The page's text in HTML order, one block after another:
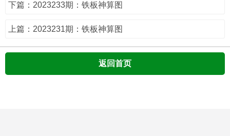
下篇：2023233期：铁板神算图
上篇：2023231期：铁板神算图
返回首页